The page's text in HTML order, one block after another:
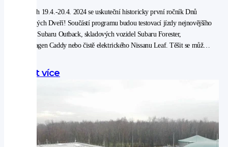
Ve dnech 19.4.-20.4. 2024 se uskuteční historicky první ročník Dnů
Otevřených Dveří! Součástí programu budou testovací jízdy nejnovějšího
modelu Subaru Outback, skladových vozidel Subaru Forester,
Volkswagen Caddy nebo čistě elektrického Nissanu Leaf. Těšit se můžete
vozidel, občerstvení či fotokoutek.
Zjistit více